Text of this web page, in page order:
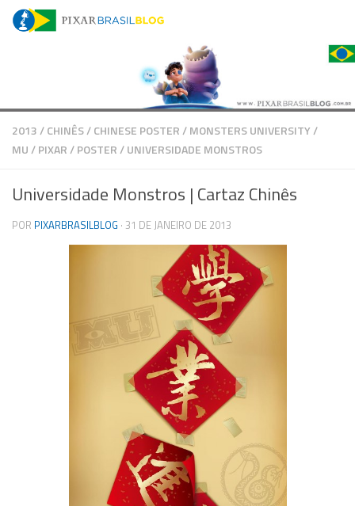
Skip to content
2013/CHINÊS/CHINESE POSTER/MONSTERS UNIVERSITY/
MU/PIXAR/POSTER/UNIVERSIDADE MONSTROS
Universidade Monstros | Cartaz Chinês
POR PIXARBRASILBLOG · 31 DE JANEIRO DE 2013